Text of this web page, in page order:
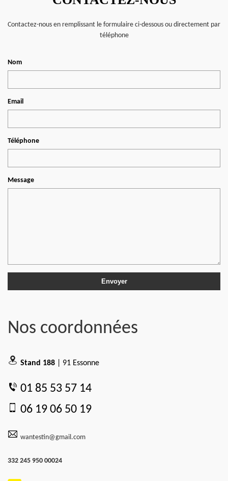
Contactez-nous en remplissant le formulaire ci-dessous ou directement par
téléphone
Nom
Email
Téléphone
Message
Nos coordonnées
Stand 188 | 91 Essonne
01 85 53 57 14
06 19 06 50 19
wantestin@gmail.com
332 245 950 00024